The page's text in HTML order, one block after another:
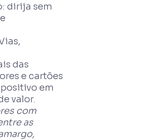
dirija sem
das
e cartões
em
valor.
com
as